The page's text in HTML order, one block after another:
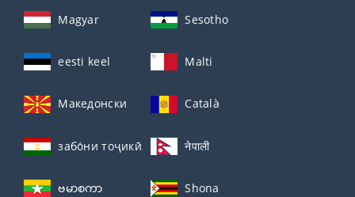
Magyar Sesotho
eesti keel Malti
Македонски Català
забо́ни тоҷикӣ́ नेपाली
ဗမာစကာ Shona